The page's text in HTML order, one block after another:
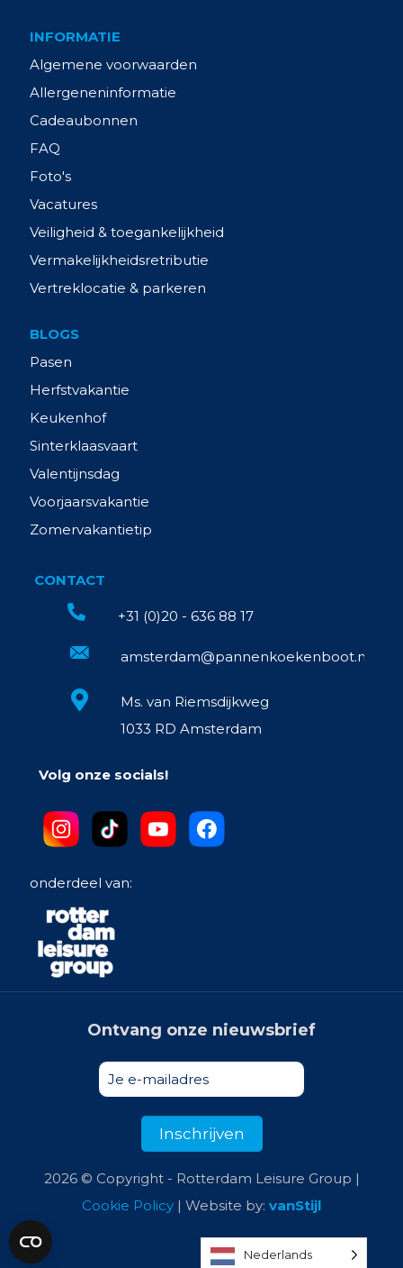
INFORMATIE
Algemene voorwaarden
Allergeneninformatie
Cadeaubonnen
FAQ
Foto's
Vacatures
Veiligheid & toegankelijkheid
Vermakelijkheidsretributie
Vertreklocatie & parkeren
BLOGS
Pasen
Herfstvakantie
Keukenhof
Sinterklaasvaart
Valentijnsdag
Voorjaarsvakantie
Zomervakantietip
CONTACT
+31 (0)20 - 636 88 17
amsterdam@pannenkoekenboot.nl
Ms. van Riemsdijkweg
1033 RD Amsterdam
Volg onze socials!
onderdeel van:
Ontvang onze nieuwsbrief
2026 © Copyright - Rotterdam Leisure Group |
Cookie Policy | Website by: vanStijl
Nederlands